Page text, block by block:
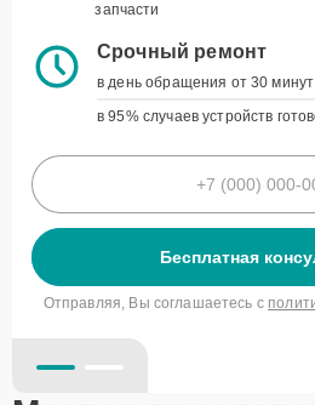
запчасти
Срочный ремонт
в день обращения от 30 минут
в 95% случаев устройств
Бесплатная
Отправляя, Вы соглашаетесь с
на все виды работ и запчастей
гарантия оформляется
Срочный ремонт
в 95% случаев устройств
Бесплатная